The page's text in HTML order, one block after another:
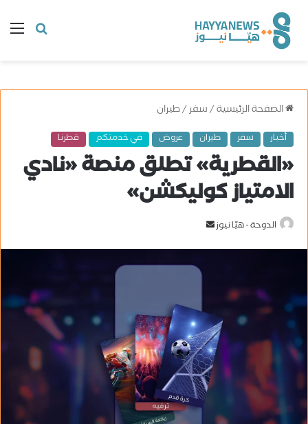
البحث
الصفحة الرئيسية/سفر/طيران
أخبار سفر طيران عروض في خدمتكم قطرنا
«القطرية» تطلق منصة «نادي
الامتياز كوليكشن»
الدوحة - هيّا نيوز
ل
ر
ي
د
ا
إ
ل
ك